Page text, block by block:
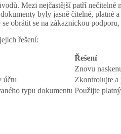
Mezi nejčastější patří
byly jasně čitelné,
obrátit se na zákaznickou
řešení:
Řešení
Znovu
účtu
Zkontrolujte a
typu dokumentu Použijte